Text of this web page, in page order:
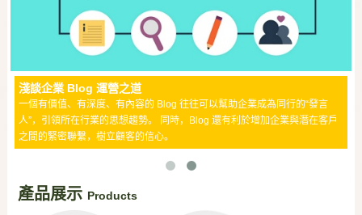
淺談企業 Blog 運營之道
一個有價值、有深度、有內容的 Blog 往往可以幫助企業成為同行的“發言
人”，引領所在行業的思想趨勢。 同時，Blog 還有利於增加企業與潛在客戶
之間的緊密聯繫，樹立顧客的信心。
產品展示 Products